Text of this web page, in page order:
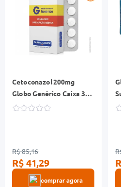
Cetoconazol 200mg
Globo Genérico Caixa 30
Comprimidos
R$ 85,16
R$ 41,29
comprar agora